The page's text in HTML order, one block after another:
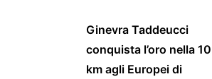
Ginevra Taddeucci
conquista l’oro nella 10
km agli Europei di